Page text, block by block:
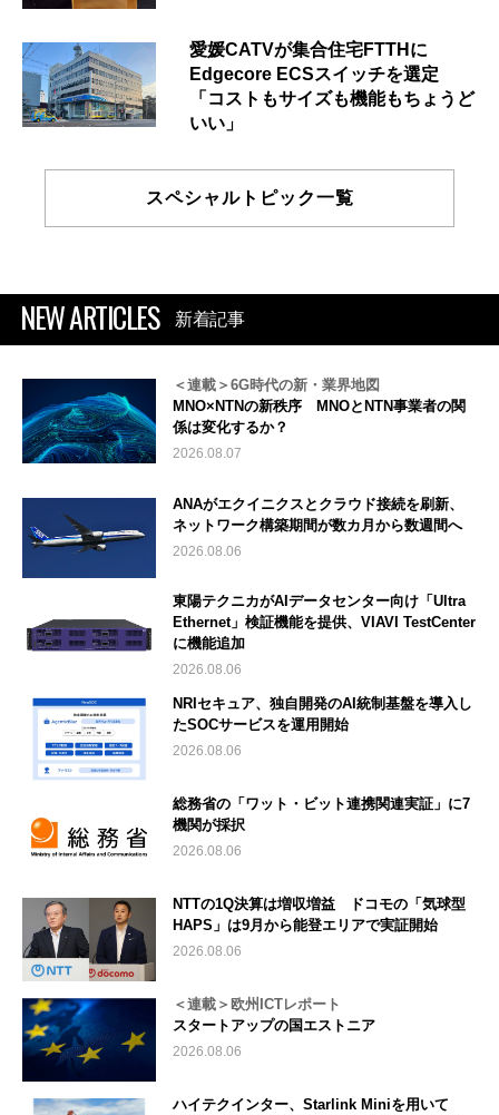
愛媛CATVが集合住宅FTTHに
Edgecore ECSスイッチを選定
「コストもサイズも機能もちょうど
いい」
スペシャルトピック一覧
NEW ARTICLES 新着記事
＜連載＞6G時代の新・業界地図
MNO×NTNの新秩序 MNOとNTN事業者の関
係は変化するか？
2026.08.07
ANAがエクイニクスとクラウド接続を刷新、
ネットワーク構築期間が数カ月から数週間へ
2026.08.06
東陽テクニカがAIデータセンター向け「Ultra
Ethernet」検証機能を提供、VIAVI TestCenter
に機能追加
2026.08.06
NRIセキュア、独自開発のAI統制基盤を導入し
たSOCサービスを運用開始
2026.08.06
総務省の「ワット・ビット連携関連実証」に7
機関が採択
2026.08.06
NTTの1Q決算は増収増益 ドコモの「気球型
HAPS」は9月から能登エリアで実証開始
2026.08.06
＜連載＞欧州ICTレポート
スタートアップの国エストニア
2026.08.06
ハイテクインター、Starlink Miniを用いて